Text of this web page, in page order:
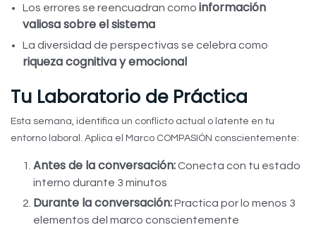
Los errores se reencuadran como información
valiosa sobre el sistema
La diversidad de perspectivas se celebra como
riqueza cognitiva y emocional
Tu Laboratorio de Práctica
Esta semana, identifica un conflicto actual o latente en tu
entorno laboral. Aplica el Marco COMPASIÓN conscientemente:
Antes de la conversación:Conecta con tu estado
interno durante 3 minutos
Durante la conversación:Practica por lo menos 3
elementos del marco conscientemente